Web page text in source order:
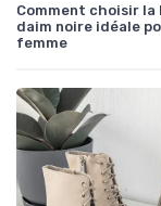
Comment choisir la
daim noire idéale
femme